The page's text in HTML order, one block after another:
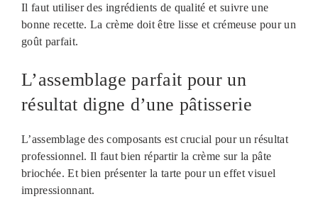
Il faut utiliser des ingrédients de qualité et suivre une
bonne recette. La crème doit être lisse et crémeuse pour un
goût parfait.
L’assemblage parfait pour un
résultat digne d’une pâtisserie
L’assemblage des composants est crucial pour un résultat
professionnel. Il faut bien répartir la crème sur la pâte
briochée. Et bien présenter la tarte pour un effet visuel
impressionnant.